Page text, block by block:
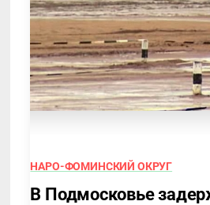
НАРО-ФОМИНСКИЙ ОКРУГ
В Подмосковье